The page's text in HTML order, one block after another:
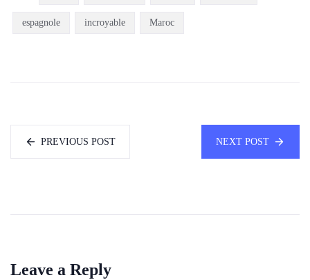
espagnole incroyable Maroc
PREVIOUS POST NEXT POST
Leave a Reply